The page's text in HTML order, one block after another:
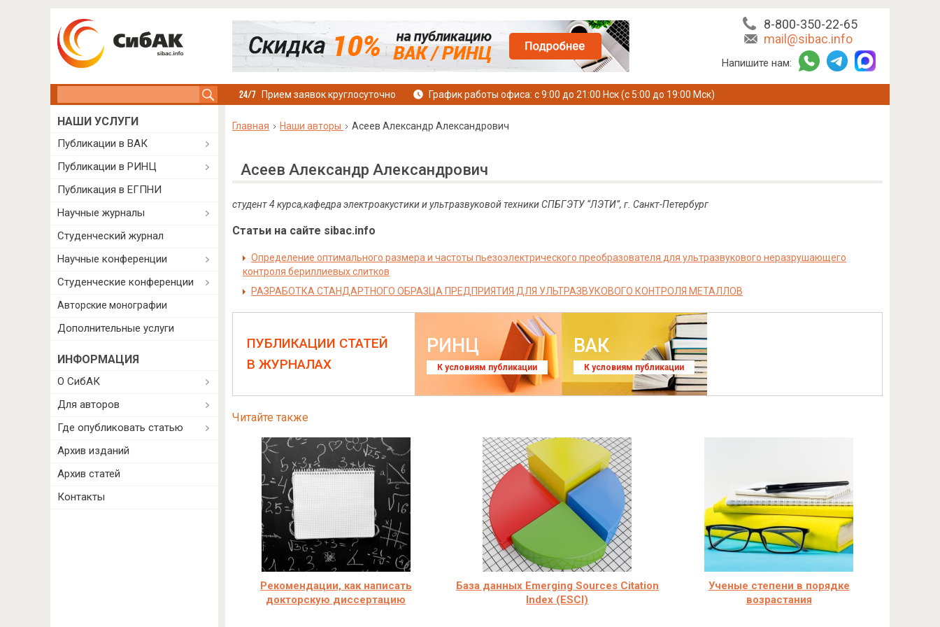
8-800-350-22-65
mail@sibac.info
Напишите нам:
Прием заявок круглосуточно График работы офиса: с 9:00 до 21:00 Нск (с 5:00 до 19:00 Мск)
Главная Наши авторы Асеев Александр Александрович
Асеев Александр Александрович
студент 4 курса,кафедра электроакустики и ультразвуковой техники СПБГЭТУ “ЛЭТИ”, г. Санкт-Петербург
Статьи на сайте sibac.info
Определение оптимального размера и частоты пьезоэлектрического преобразователя для ультразвукового неразрушающего
контроля бериллиевых слитков
РАЗРАБОТКА СТАНДАРТНОГО ОБРАЗЦА ПРЕДПРИЯТИЯ ДЛЯ УЛЬТРАЗВУКОВОГО КОНТРОЛЯ МЕТАЛЛОВ
ПУБЛИКАЦИИ СТАТЕЙ
В ЖУРНАЛАХ
РИНЦ
К условиям публикации
ВАК
К условиям публикации
Читайте также
Рекомендации, как написать
докторскую диссертацию
База данных Emerging Sources Citation
Index (ESCI)
Ученые степени в порядке
возрастания
НАШИ УСЛУГИ
Публикации в ВАК
Публикации в РИНЦ
Публикация в ЕГПНИ
Научные журналы
Студенческий журнал
Научные конференции
Студенческие конференции
Авторские монографии
Дополнительные услуги
ИНФОРМАЦИЯ
О СибАК
Для авторов
Где опубликовать статью
Архив изданий
Архив статей
Контакты